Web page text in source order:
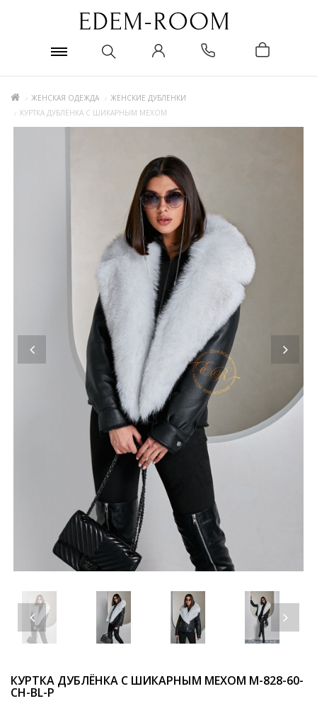
ЖЕНСКАЯ ОДЕЖДА
ЖЕНСКИЕ ДУБЛЕНКИ
КУРТКА ДУБЛЁНКА С ШИКАРНЫМ МЕХОМ
КУРТКА ДУБЛЁНКА С ШИКАРНЫМ МЕХОМ M-828-60-
CH-BL-P